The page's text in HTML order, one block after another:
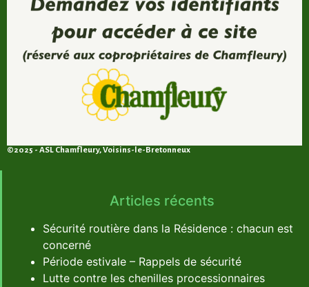
©2025 - ASL Chamfleury, Voisins-le-Bretonneux
Articles récents
Sécurité routière dans la Résidence : chacun est
concerné
Période estivale – Rappels de sécurité
Lutte contre les chenilles processionnaires